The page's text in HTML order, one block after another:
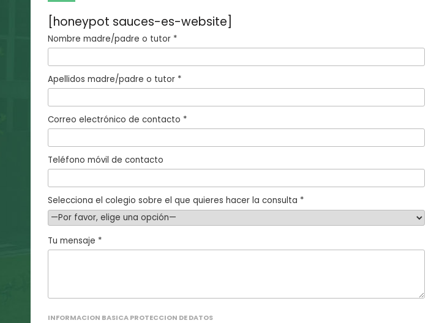
[honeypot sauces-es-website]
Nombre madre/padre o tutor *
Apellidos madre/padre o tutor *
Correo electrónico de contacto *
Teléfono móvil de contacto
Selecciona el colegio sobre el que quieres hacer la consulta *
Tu mensaje *
INFORMACION BASICA PROTECCION DE DATOS